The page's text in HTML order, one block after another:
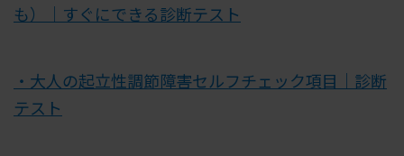
も）｜すぐにできる診断テスト
・大人の起立性調節障害セルフチェック項目｜診断
テスト